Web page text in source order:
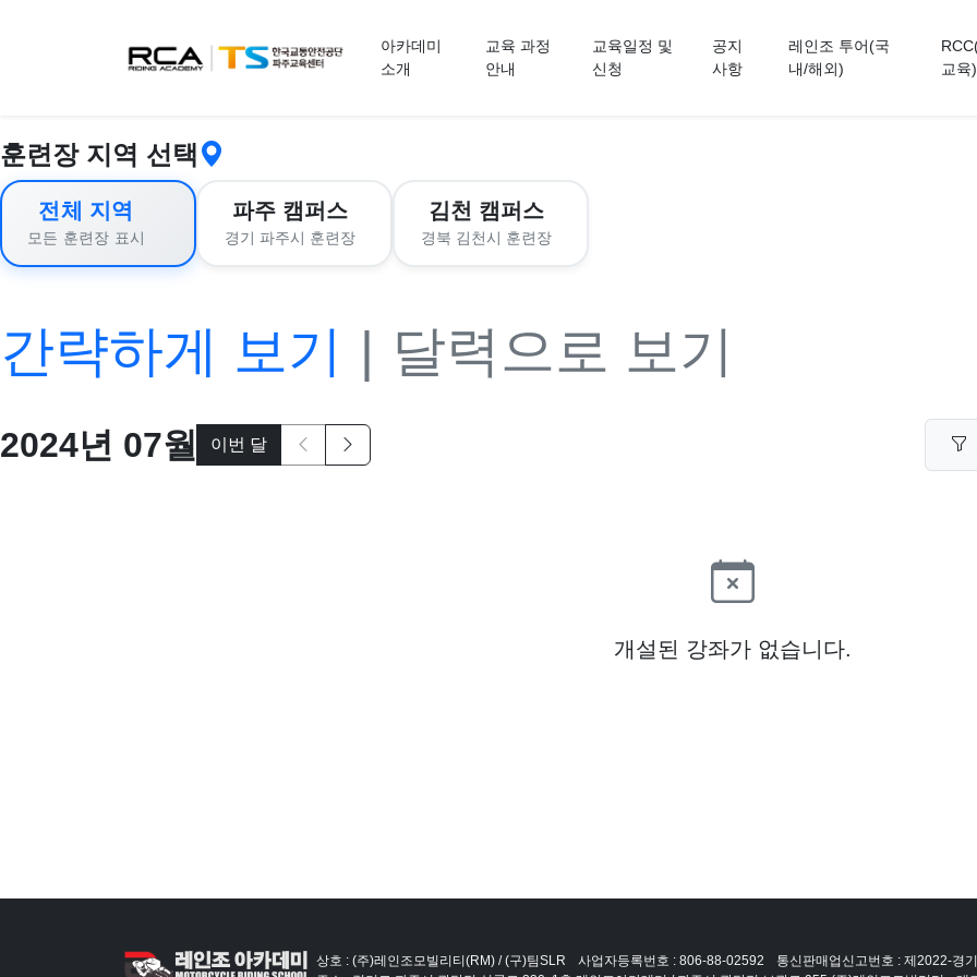
아카데미
소개
교육 과정
안내
교육일정 및
신청
공지
사항
레인조 투어(국
내/해외)
교육)
훈련장 지역 선택
전체 지역
모든 훈련장 표시
파주 캠퍼스
경기 파주시 훈련장
김천 캠퍼스
경북 김천시 훈련장
간략하게 보기 | 달력으로 보기
2024년 07월 이번 달
개설된 강좌가 없습니다.
상호 : (주)레인조모빌리티(RM) / (구)팀SLR 사업자등록번호 : 806-88-02592 통신판매업신고번호 : 제2022-경